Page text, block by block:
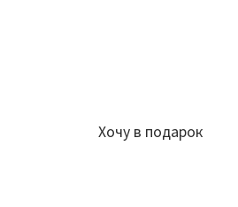
Хочу в подарок